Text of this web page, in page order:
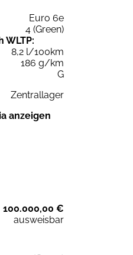
Euro 6e
4 (Green)
WLTP:
8,2 l/100km
186 g/km
G
Zentrallager
anzeigen
100.000,00 €
ausweisbar